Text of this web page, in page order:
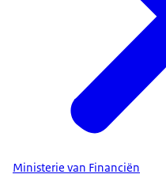
Ministerie van Financiën